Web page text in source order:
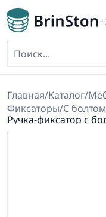
Главная/Каталог/
Фиксаторы/С болтом
Ручка-фиксатор с